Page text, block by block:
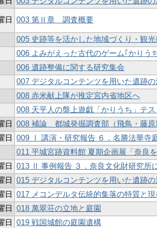
日 003 第Ⅱ章 調査概要
005 史跡等を活かした地域づくり・観
006 よみがえった古代のゲーム｢かりう
006 遺跡整備に関する研究集会
007 デジタルコンテンツを用いた遺跡の
008 赤米献上隊が推定宮内省地区へ
008 天平人の盤上遊戯「かりうち」テ
日
008 補論 都城発掘調査部（飛鳥・藤原
日
009 Ⅰ 講演・研究報告 ６．名勝法華寺
011 平城宮跡資料館 夏期企画展「奈良
日
013 Ⅱ 事例報告 ３．奈良文化財研究所
日
015 デジタルコンテンツを用いた遺跡の
日
017 メコンデルタ伝統的集落の特質と現
日
018 萬翠荘の立地と庭園
日
019 戦国城館の庭園遺構